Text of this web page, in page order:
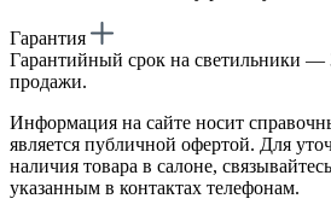
Гарантия
Гарантийный срок на светильники —
продажи.
Информация на сайте носит
является публичной офертой. Для
наличия товара в салоне,
указанным в контактах телефонам.